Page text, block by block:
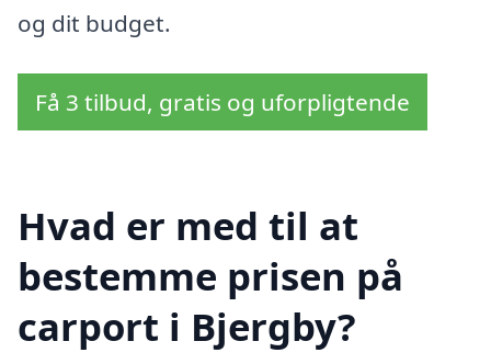
og dit budget.
Få 3 tilbud, gratis og uforpligtende
Hvad er med til at
bestemme prisen på
carport i Bjergby?